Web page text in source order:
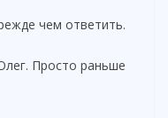
чем ответить.
Просто раньше